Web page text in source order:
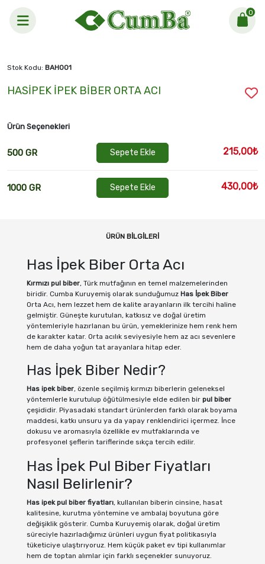
0
HASİPEK İPEK BİBER ORTA ACI
Stok Kodu: BAH001
HASİPEK İPEK BİBER ORTA ACI
Ürün Seçenekleri
500 GR Sepete Ekle 215,00₺
1000 GR Sepete Ekle 430,00₺
ÜRÜN BILGILERI
Has İpek Biber Orta Acı
Kırmızı pul biber, Türk mutfağının en temel malzemelerinden
biridir. Cumba Kuruyemiş olarak sunduğumuz Has İpek Biber
Orta Acı, hem lezzet hem de kalite arayanların ilk tercihi haline
gelmiştir. Güneşte kurutulan, katkısız ve doğal üretim
yöntemleriyle hazırlanan bu ürün, yemeklerinize hem renk hem
de karakter katar. Orta acılık seviyesiyle hem az acı sevenlere
hem de daha yoğun tat arayanlara hitap eder.
Has İpek Biber Nedir?
Has ipek biber, özenle seçilmiş kırmızı biberlerin geleneksel
yöntemlerle kurutulup öğütülmesiyle elde edilen bir pul biber
çeşididir. Piyasadaki standart ürünlerden farklı olarak boyama
maddesi, katkı unsuru ya da yapay renklendirici içermez. İnce
dokusu ve aromasıyla özellikle ev mutfaklarında ve
profesyonel şeflerin tariflerinde sıkça tercih edilir.
Has İpek Pul Biber Fiyatları
Nasıl Belirlenir?
Has ipek pul biber fiyatları, kullanılan biberin cinsine, hasat
kalitesine, kurutma yöntemine ve ambalaj boyutuna göre
değişiklik gösterir. Cumba Kuruyemiş olarak, doğal üretim
süreciyle hazırladığımız ürünleri uygun fiyat politikasıyla
tüketiciye ulaştırıyoruz. Hem küçük paket ev tipi kullanımlar
hem de toptan alımlar için farklı seçenekler sunuyoruz.